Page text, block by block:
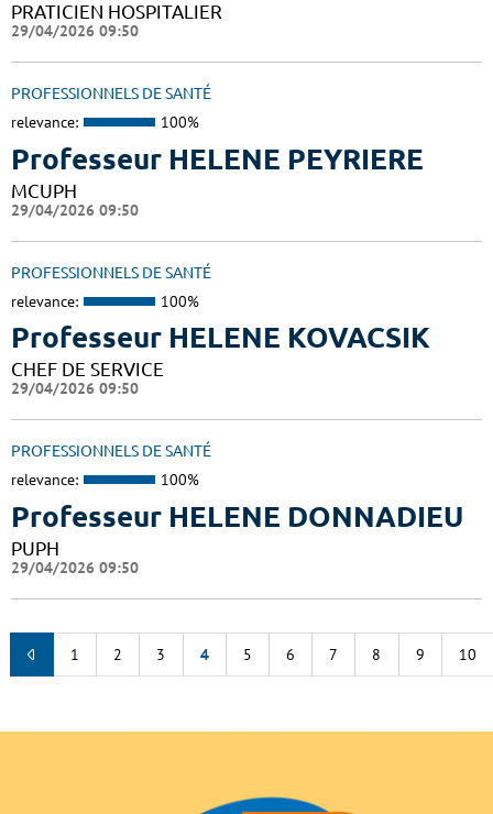
PRATICIEN HOSPITALIER
29/04/2026 09:50
PROFESSIONNELS DE SANTÉ
relevance: 100%
Professeur HELENE PEYRIERE
MCUPH
29/04/2026 09:50
PROFESSIONNELS DE SANTÉ
relevance: 100%
Professeur HELENE KOVACSIK
CHEF DE SERVICE
29/04/2026 09:50
PROFESSIONNELS DE SANTÉ
relevance: 100%
Professeur HELENE DONNADIEU
PUPH
29/04/2026 09:50
1 2 3 4 5 6 7 8 9 10